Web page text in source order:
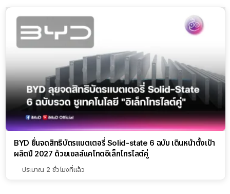
BYD ยื่นจดสิทธิบัตรแบตเตอรี่ Solid-state 6 ฉบับ เดินหน้าตั้งเป้า
ผลิตปี 2027 ด้วยเซลล์แคโทดอิเล็กโทรไลต์คู่
ประมาณ 2 ชั่วโมงที่แล้ว